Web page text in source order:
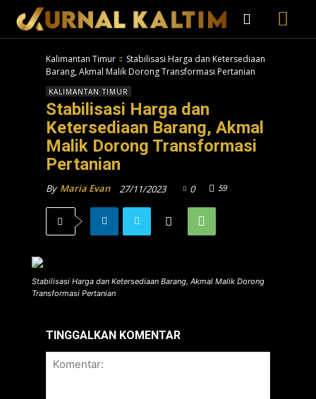
Kalimantan Timur
Stabilisasi Harga dan Ketersediaan
Barang, Akmal Malik Dorong Transformasi Pertanian
KALIMANTAN TIMUR
Stabilisasi Harga dan
Ketersediaan Barang, Akmal
Malik Dorong Transformasi
Pertanian
By Maria Evan 27/11/2023 0 59
Stabilisasi Harga dan Ketersediaan Barang, Akmal Malik Dorong
Transformasi Pertanian
TINGGALKAN KOMENTAR